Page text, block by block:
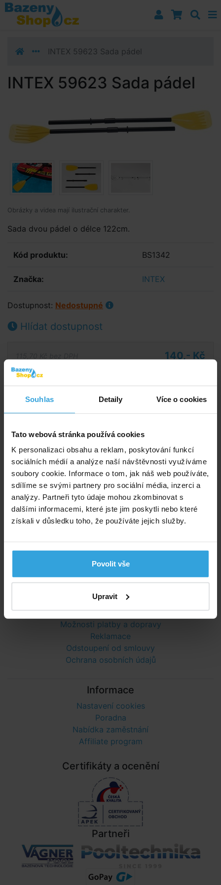
Souhlas Detaily Více o cookies
Tato webová stránka používá cookies
K personalizaci obsahu a reklam, poskytování funkcí
sociálních médií a analýze naší návštěvnosti využíváme
soubory cookie. Informace o tom, jak náš web používáte,
sdílíme se svými partnery pro sociální média, inzerci a
analýzy. Partneři tyto údaje mohou zkombinovat s
dalšími informacemi, které jste jim poskytli nebo které
získali v důsledku toho, že používáte jejich služby.
Povolit vše
Upravit
Přejít k navigaci
Přejít na obsah
Přejít k postrannímu sloupci
INTEX 59623 Sada pádel
INTEX 59623 Sada pádel
Obrázky a videa mají ilustrační charakter.
Sada dvou pádel o délce 122cm.
Kód produktu: BS1342
Značka: INTEX
Dostupnost: Nedostupné
Hlídat dostupnost
140,- Kč
Zeptej se prodavače
Podrobný popis
díly sady pádel INTEX se stabilně spojí sešroubováním.
Díky pojistným kroužkům, které jsou součástí balení,
mohou být pádla zafixována.
Poradíme vám!
Telefonní číslo neslouží k objednaní zboží
Vše o nákupu
Obchodní podmínky
Možnosti platby a dopravy
Reklamace
Odstoupení od smlouvy
Ochrana osobních údajů
Informace
Nastavení cookies
Poradna
Nabídka zaměstnání
Affiliate program
Certifikáty a ocenění
Partneři